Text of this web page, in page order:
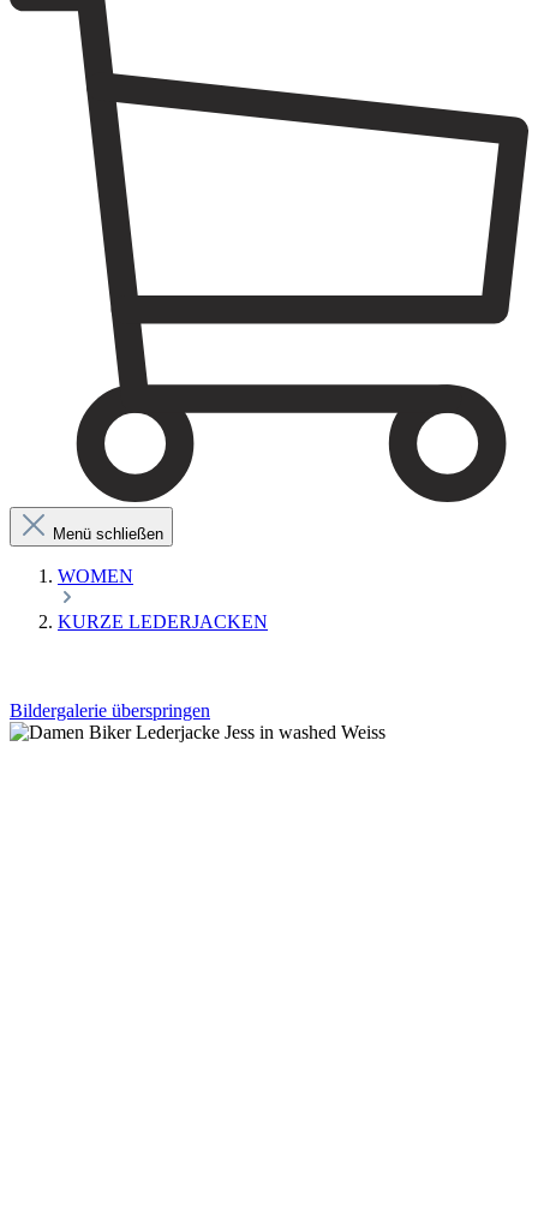
Menü schließen
WOMEN
KURZE LEDERJACKEN
Bildergalerie überspringen